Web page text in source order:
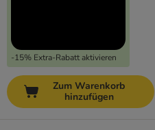
-15% Extra-Rabatt aktivieren
Zum Warenkorb
hinzufügen